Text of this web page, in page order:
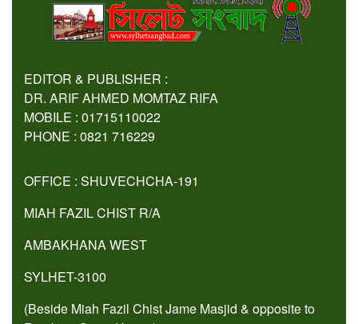
EDITOR & PUBLISHER :
DR. ARIF AHMED MOMTAZ RIFA
MOBILE : 01715110022
PHONE : 0821 716229
OFFICE : SHUVECHCHA-191
MIAH FAZIL CHIST R/A
AMBAKHANA WEST
SYLHET-3100
(Beside Miah Fazil Chist Jame Masjid & opposite to